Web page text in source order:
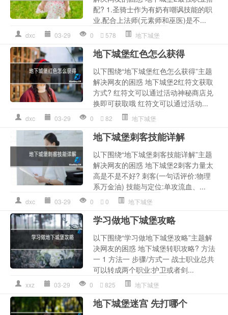
配? 1.圣骑士作为有奶有嘲讽技能的职
业,配合上法师(元素师和巫医)是不...
dxc 03-29 0 578 地下城堡
地下城堡红色怎么获得
以下围绕“地下城堡红色怎么获得”主题
解决网友的困惑 地下城堡2红符文获取
方式? 红符文可以通过活动神秘商店兑
换即可获取哦 红符文可以通过活动...
dxc 03-29 0 82 地下城堡
地下城堡刺客技能详解
以下围绕“地下城堡刺客技能详解”主题
解决网友的困惑 地下城堡2刺客力量太
高是不是不好? 刺客(一句话评价:物理
系万金油) 技能与定位:单攻流血、...
dxc 03-29 0 0 地下城堡
学习做地下城堡攻略
以下围绕“学习做地下城堡攻略”主题解
决网友的困惑 地下城堡转职攻略? 方法
一 1 方法一 步骤/方式一 战士职业总共
可以转成两个职业:护卫或者剑...
xxz 03-29 0 825 地下城堡
地下城堡迷宫 先打哪个